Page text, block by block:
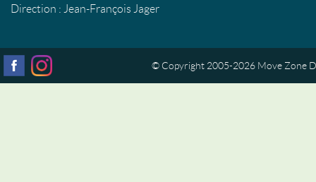
Direction : Jean-François Jager
© Copyright 2005-2026 Move Zone